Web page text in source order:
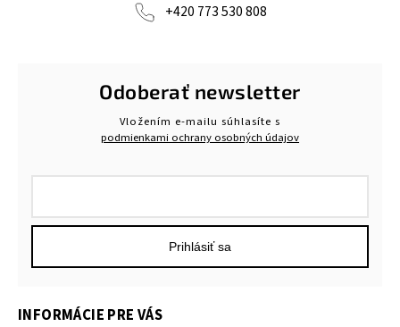
+420 773 530 808
Odoberať newsletter
Vložením e-mailu súhlasíte s
podmienkami ochrany osobných údajov
Prihlásiť sa
INFORMÁCIE PRE VÁS